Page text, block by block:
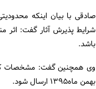
صادقی با بیان اینکه
شرایط پذیرش آثار گفت: اثر
باشد.
بهمن ماه1395 ارسال شود.